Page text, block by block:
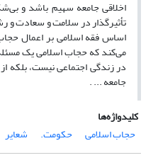
اخلاقی جامعه سهیم باشد و
تأثیرگذار در سلامت و سعادت و
اساس فقه اسلامی بر اعمال
می‌کند که حجاب اسلامی یک
در زندگی اجتماعی نیست، بلکه
جامعه ... .
کلیدواژه‌ها
حجاب اسلامی
حکومت. شعایر